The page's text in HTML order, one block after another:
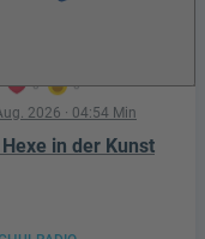
0 0
2026 · 04:54 Min
Hexe in der Kunst